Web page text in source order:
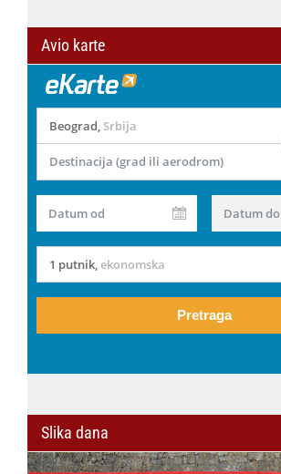
Avio karte
Beograd, Srbija
Destinacija (grad ili aerodrom)
Datum od Datum do
1 putnik,ekonomska
Pretraga
Slika dana